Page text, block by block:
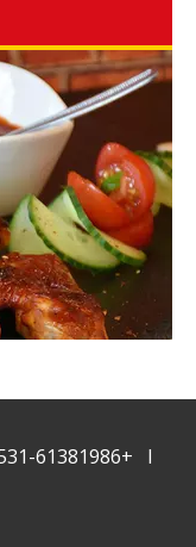
وسيبدأ طعم صلصة
61381986+ I